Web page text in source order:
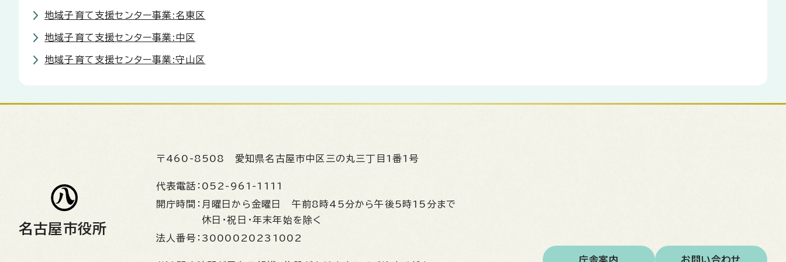
地域子育て支援センター事業:名東区
地域子育て支援センター事業:中区
地域子育て支援センター事業:守山区
名古屋市役所
〒460-8508 愛知県名古屋市中区三の丸三丁目1番1号
代表電話： 052-961-1111
開庁時間： 月曜日から金曜日 午前8時45分から午後5時15分まで
休日・祝日・年末年始を除く
法人番号： 3000020231002
庁舎案内 お問い合わせ